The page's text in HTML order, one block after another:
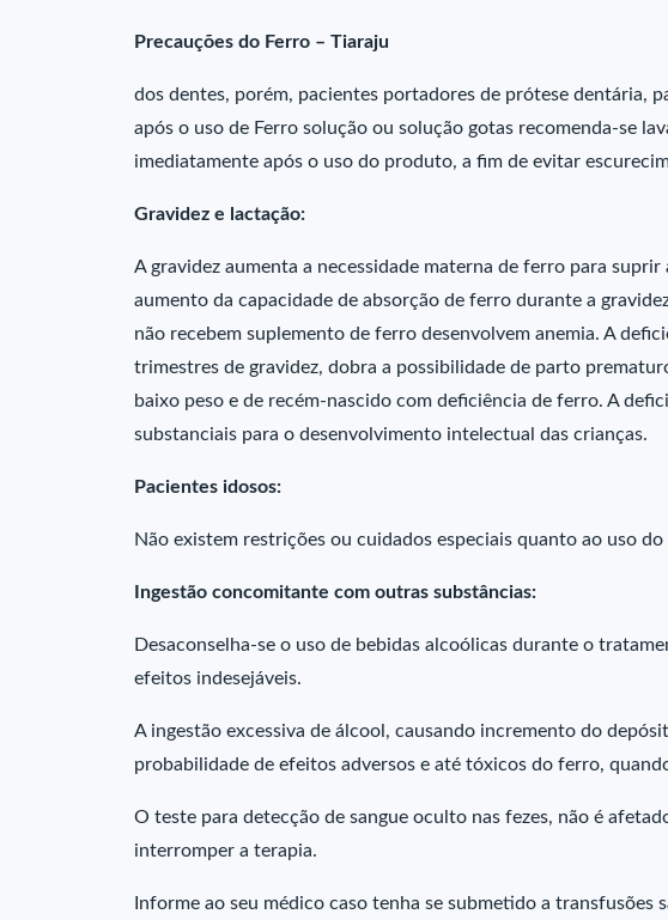
Precauções do Ferro – Tiaraju
dos dentes, porém, pacientes portadores de prótese dentária,
após o uso de Ferro solução ou solução gotas recomenda-se
imediatamente após o uso do produto, a fim de evitar
Gravidez e lactação:
A gravidez aumenta a necessidade materna de ferro para suprir
aumento da capacidade de absorção de ferro durante a
não recebem suplemento de ferro desenvolvem anemia. A
trimestres de gravidez, dobra a possibilidade de parto
baixo peso e de recém-nascido com deficiência de ferro. A
substanciais para o desenvolvimento intelectual das crianças.
Pacientes idosos:
Não existem restrições ou cuidados especiais quanto ao uso
Ingestão concomitante com outras substâncias:
Desaconselha-se o uso de bebidas alcoólicas durante o
efeitos indesejáveis.
A ingestão excessiva de álcool, causando incremento do
probabilidade de efeitos adversos e até tóxicos do ferro,
O teste para detecção de sangue oculto nas fezes, não é
interromper a terapia.
Informe ao seu médico caso tenha se submetido a transfusões